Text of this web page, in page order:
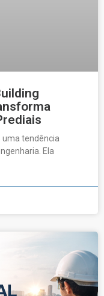
tendência
Ela